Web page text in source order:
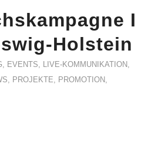
I
Holstein
, EVENTS, LIVE-KOMMUNIKATION,
, PROJEKTE, PROMOTION,